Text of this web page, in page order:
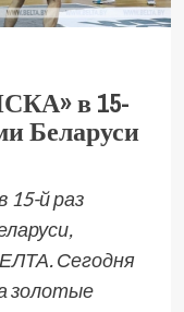
в 15-
Беларуси
й раз
Сегодня
золотые